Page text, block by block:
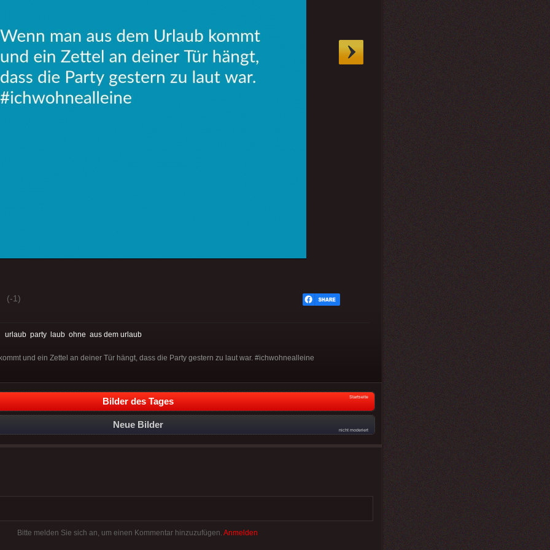
(-1)
urlaub party laub ohne aus dem urlaub
und ein Zettel an deiner Tür hängt, dass die Party gestern zu laut war. #ichwohnealleine
Bilder des Tages Startseite
Neue Bilder
nicht moderiert
Bitte melden Sie sich an, um einen Kommentar hinzuzufügen. Anmelden